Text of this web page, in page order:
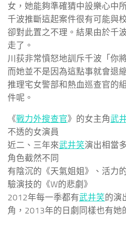
女，她能夠準確猜中設樂心中
千波推斷這起案件很有可能與
卻對此置之不理。結果由於千
走了。
川荻非常憤怒地訓斥千波「你
而她並不是因為這點事就會退
推理宅女警部和熱血巡查官的
件呢。
《戰力外搜查官》的女主角武
不透的女演員
近二、三年來武井笑演出相當
角色截然不同
有陰沉的《天氣姐姐》、活力
驗演技的《W的悲劇》
2012年每一季都有武井笑的演
角，2013年的日劇同樣也有她